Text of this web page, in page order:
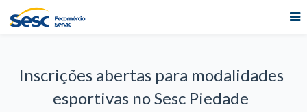
Inscrições abertas para modalidades
esportivas no Sesc Piedade